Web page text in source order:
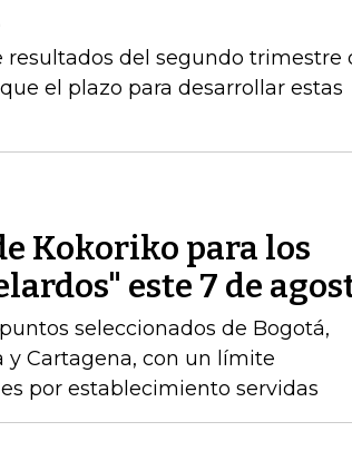
del segundo trimestre
el plazo para desarrollar estas
Kokoriko para los
este 7 de
seleccionados de Bogotá,
y Cartagena, con un límite
por establecimiento servidas